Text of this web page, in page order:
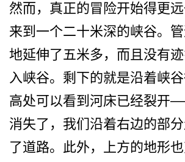
然而，真正的冒险开始得更
来到一个二十米深的峡谷。
地延伸了五米多，而且没有
入峡谷。­剩下的就是沿着峡
高处可以看到河床已­经裂开
消失了，我们沿着­右边的部
了道路。此外，上方的地形